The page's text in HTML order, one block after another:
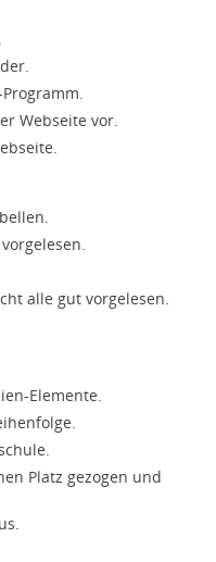
Webseite vor.
alle gut vorgelesen.
Elemente.
Platz gezogen und